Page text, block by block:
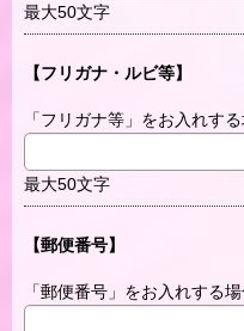
最大50文字
【フリガナ・ルビ等】
「フリガナ等」をお入れす
最大50文字
【郵便番号】
「郵便番号」をお入れする